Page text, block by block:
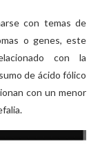
con temas de
o genes, este
con la
de ácido fólico
con un menor